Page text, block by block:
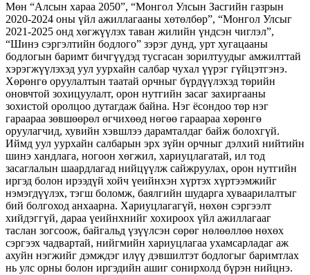
Мөн “Алсын хараа 2050”, “Монгол Улсын Засгийн газрын
2020-2024 оны үйл ажиллагааны хөтөлбөр”, “Монгол Улсыг
2021-2025 онд хөгжүүлэх таван жилийн үндсэн чиглэл”,
“Шинэ сэргэлтийн бодлого” зэрэг дунд, урт хугацааны
бодлогын баримт бичгүүдэд тусгасан зорилтуудыг амжилттай
хэрэгжүүлэхэд уул уурхайн салбар чухал үүрэг гүйцэтгэнэ.
Хөрөнгө оруулалтын таатай орчныг бүрдүүлэхэд төрийн
оновчтой зохицуулалт, орон нутгийн засаг захиргааны
зохистой оролцоо дутагдаж байна. Нэг ёсондоо төр нэг
гараараа зөвшөөрөл өгчихөөд нөгөө гараараа хөрөнгө
оруулагчид, хувийн хэвшлээ дарамталдаг байж болохгүй.
Иймд уул уурхайн салбарын эрх зүйн орчныг дэлхий нийтийн
шинэ хандлага, ногоон хөгжил, хариуцлагатай, ил тод
засаглалын шаардлагад нийцүүлж сайжруулах, орон нутгийн
иргэд болон ирээдүй хойч үеийнхэн хүртэх хүртээмжийг
нэмэгдүүлэх, тэгш боломж, баялгийн шударга хуваарилалтыг
бий болгоход анхаарна. Хариуцлагагүй, нөхөн сэргээлт
хийдэггүй, дараа үеийнхнийг хохироох үйл ажиллагааг
таслан зогсоож, байгальд үзүүлсэн сөрөг нөлөөллөө нөхөх
сэргээх чадвартай, нийгмийн хариуцлагаа ухамсарладаг аж
ахуйн нэгжийг дэмждэг илүү дэвшилтэт бодлогыг баримтлах
нь улс орны болон иргэдийн ашиг сонирхолд бүрэн нийцнэ.